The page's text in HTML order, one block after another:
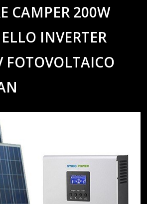
CAMPER 200W
INVERTER
FOTOVOLTAICO